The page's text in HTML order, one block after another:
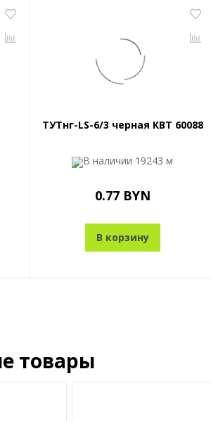
ТУТнг-LS-6/3 черная КВТ 60088
В наличии 19243 м
0.77 BYN
В корзину
товары